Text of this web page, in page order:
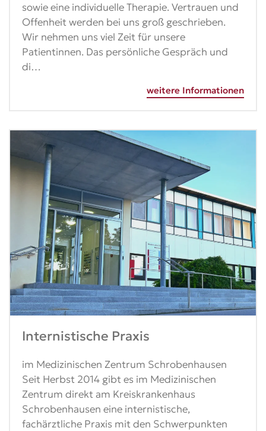
sowie eine individuelle Therapie. Vertrauen und
Offenheit werden bei uns groß geschrieben.
Wir nehmen uns viel Zeit für unsere
Patientinnen. Das persönliche Gespräch und
di…
weitere Informationen
Internistische Praxis
im Medizinischen Zentrum Schrobenhausen
Seit Herbst 2014 gibt es im Medizinischen
Zentrum direkt am Kreiskrankenhaus
Schrobenhausen eine internistische,
fachärztliche Praxis mit den Schwerpunkten